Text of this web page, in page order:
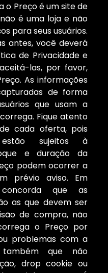
o Preço é um site de
é uma loja e não
para seus usuários.
antes, você deverá
de Privacidade e
las, por favor,
As informações
de forma
que usam a
Fique atento
cada oferta, pois
sujeitos à
e duração da
podem ocorrer a
prévio aviso. Em
que as
as que devem ser
de compra, não
o Preço por
problemas com a
também que não
drop cookie ou